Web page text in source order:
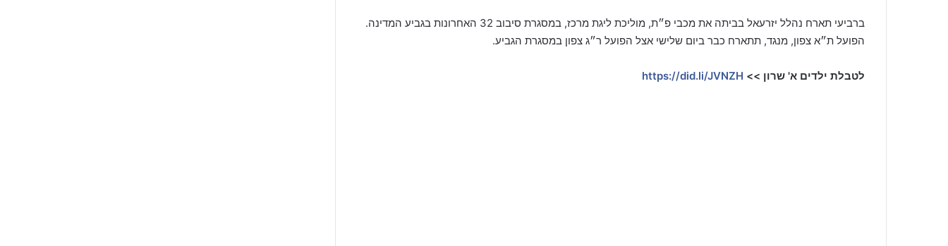
ברביעי תארח נהלל יזרעאל בביתה את מכבי פ״ת, מוליכת ליגת מרכז, במסגרת סיבוב 32 האחרונות בגביע המדינה.
הפועל ת״א צפון, מנגד, תתארח כבר ביום שלישי אצל הפועל ר״ג צפון במסגרת הגביע.
לטבלת ילדים א' שרון >> https://did.li/JVNZH